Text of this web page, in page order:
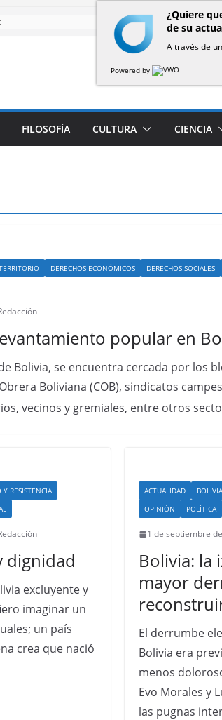
FILOSOFÍA CULTURA CIENCIA
DERECHOS ECONÓMICOS DERECHOS SOCIALES
popular en
Bolivia, se encuentra cercada por los
Boliviana (COB), sindicatos
vecinos y gremiales, entre otros
RESISTENCIA
dignidad
excluyente y
imaginar un
un país
crea que nació
ACTUALIDAD BOLIVIA
OPINIÓN
POLÍTICA
1 de septiembre
Bolivia: la
mayor
El derrumbe
Bolivia era
menos
Evo Morales y
las pugnas
¿Quiere
de su
A través de
Powered by